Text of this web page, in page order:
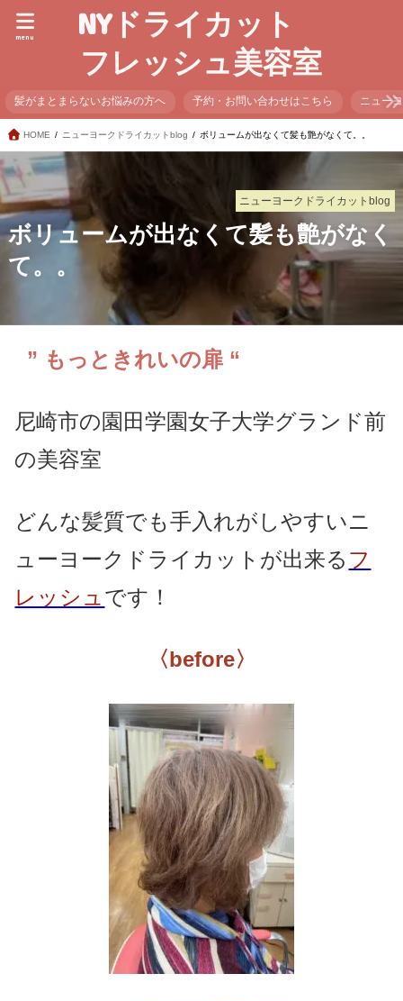
NYドライカット
フレッシュ美容室
menu
髪がまとまらないお悩みの方へ 予約・お問い合わせはこちら ニュー
HOME ニューヨークドライカットblog ボリュームが出なくて髪も艶がなくて。。
ニューヨークドライカットblog
ボリュームが出なくて髪も艶がなく
て。。
” もっときれいの扉 “
尼崎市の園田学園女子大学グランド前
の美容室
どんな髪質でも手入れがしやすいニ
ューヨークドライカットが出来る フ
レッシュ です！
〈before〉